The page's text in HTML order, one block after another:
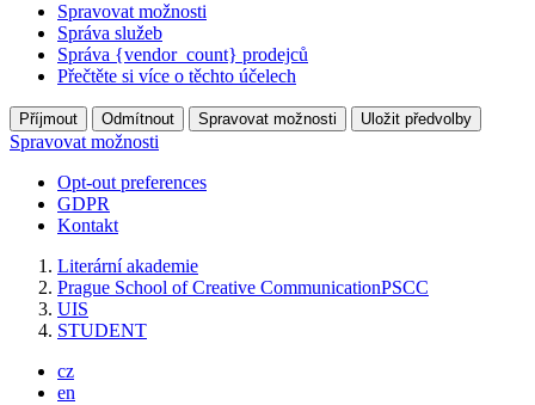
Spravovat možnosti
Správa služeb
Správa {vendor_count} prodejců
Přečtěte si více o těchto účelech
Příjmout Odmítnout Spravovat možnosti Uložit předvolby
Spravovat možnosti
Opt-out preferences
GDPR
Kontakt
Literární akademie
Prague School of Creative CommunicationPSCC
UIS
STUDENT
cz
en